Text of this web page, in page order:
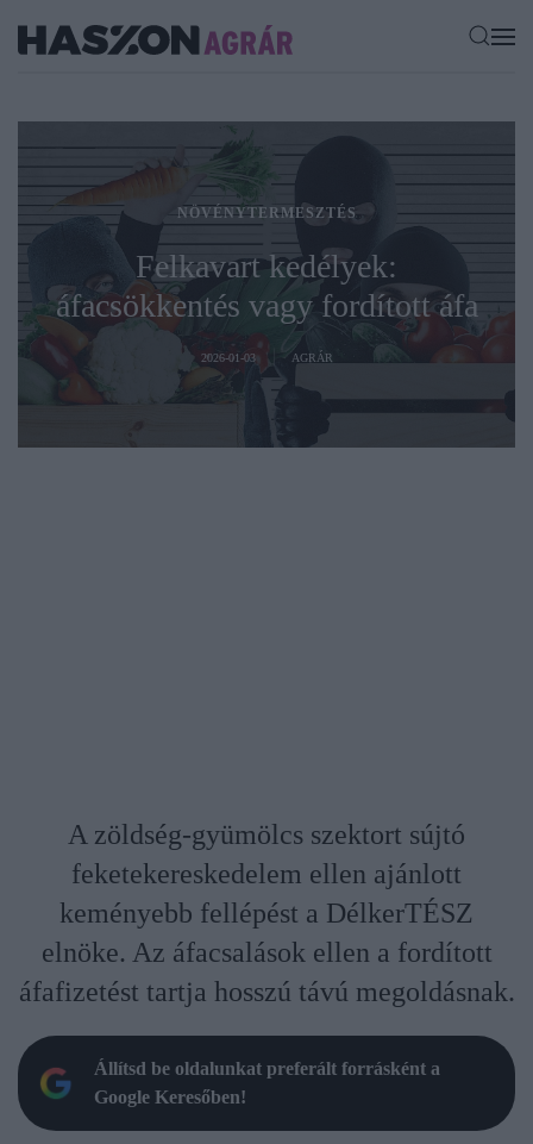
NÖVÉNYTERMESZTÉS
Felkavart kedélyek:
áfacsökkentés vagy fordított áfa
2026-01-03 AGRÁR
A zöldség-gyümölcs szektort sújtó
feketekereskedelem ellen ajánlott
keményebb fellépést a DélkerTÉSZ
elnöke. Az áfacsalások ellen a fordított
áfafizetést tartja hosszú távú megoldásnak.
Állítsd be oldalunkat preferált forrásként a
Google Keresőben!